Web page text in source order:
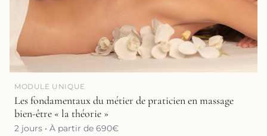
MODULE UNIQUE
Les fondamentaux du métier de praticien en massage
bien-être « la théorie »
2 jours • À partir de 690€